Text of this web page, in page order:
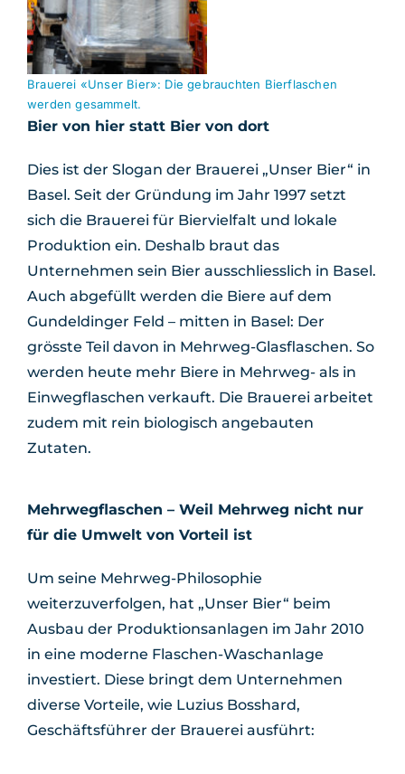
Brauerei «Unser Bier»: Die gebrauchten Bierflaschen
werden gesammelt.
Bier von hier statt Bier von dort
Dies ist der Slogan der Brauerei „Unser Bier“ in
Basel. Seit der Gründung im Jahr 1997 setzt
sich die Brauerei für Biervielfalt und lokale
Produktion ein. Deshalb braut das
Unternehmen sein Bier ausschliesslich in Basel.
Auch abgefüllt werden die Biere auf dem
Gundeldinger Feld – mitten in Basel: Der
grösste Teil davon in Mehrweg-Glasflaschen. So
werden heute mehr Biere in Mehrweg- als in
Einwegflaschen verkauft. Die Brauerei arbeitet
zudem mit rein biologisch angebauten
Zutaten.
Mehrwegflaschen – Weil Mehrweg nicht nur
für die Umwelt von Vorteil ist
Um seine Mehrweg-Philosophie
weiterzuverfolgen, hat „Unser Bier“ beim
Ausbau der Produktionsanlagen im Jahr 2010
in eine moderne Flaschen-Waschanlage
investiert. Diese bringt dem Unternehmen
diverse Vorteile, wie Luzius Bosshard,
Geschäftsführer der Brauerei ausführt: